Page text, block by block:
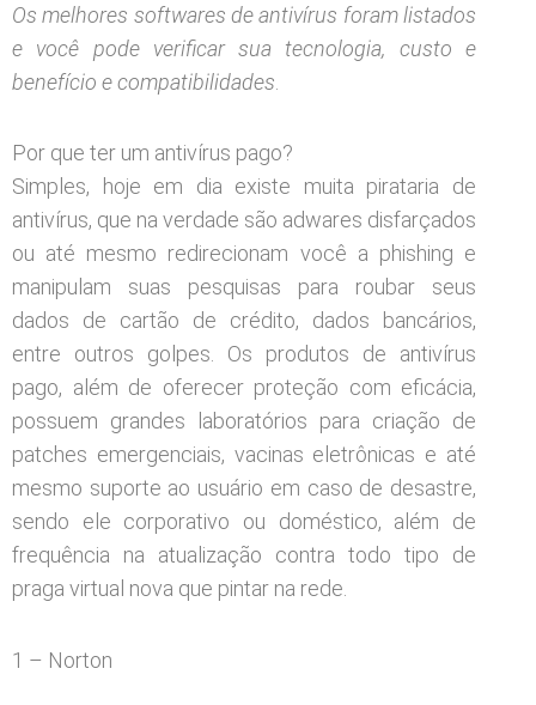
Os melhores softwares de antivírus foram listados
e você pode verificar sua tecnologia, custo e
benefício e compatibilidades
Por que ter um antivírus pago?
Simples, hoje em dia existe muita pirataria de
antivírus, que na verdade são adwares disfarçados
ou até mesmo redirecionam você a phishing e
manipulam suas pesquisas para roubar seus
dados de cartão de crédito, dados bancários,
entre outros golpes. Os produtos de antivírus
pago, além de oferecer proteção com eficácia,
possuem grandes laboratórios para criação de
patches emergenciais, vacinas eletrônicas e até
mesmo suporte ao usuário em caso de desastre,
sendo ele corporativo ou doméstico, além de
frequência na atualização contra todo tipo de
praga virtual nova que pintar na rede.
1 – Norton